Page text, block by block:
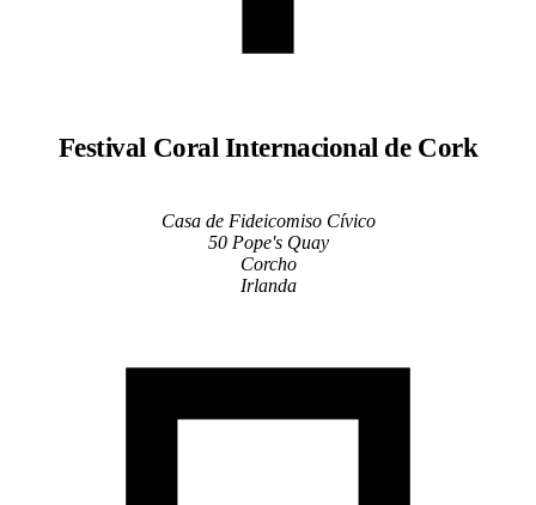
Festival Coral Internacional de Cork
Casa de Fideicomiso Cívico
50 Pope's Quay
Corcho
Irlanda